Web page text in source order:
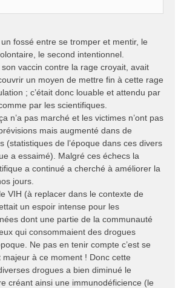
fossé entre se tromper et mentir, le
le second intentionnel.
vaccin contre la rage croyait, avait
un moyen de mettre fin à cette rage
; c’était donc louable et attendu par
par les scientifiques.
n’a pas marché et les victimes n’ont pas
mais augmenté dans de
(statistiques de l’époque dans ces divers
a essaimé). Malgré ces échecs la
a continué a cherché à améliorer la
jours.
VIH (à replacer dans le contexte de
un espoir intense pour les
dont une partie de la communauté
qui consommaient des drogues
Ne pas en tenir compte c’est se
majeur à ce moment ! Donc cette
drogues a bien diminué le
créant ainsi une immunodéficience (le